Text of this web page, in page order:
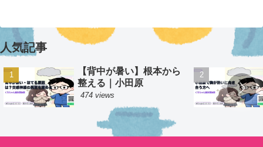
人気記事
【背中が暑い】根本から
整える｜小田原
474 views